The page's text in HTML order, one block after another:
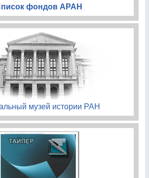
фондов АРАН
музей истории РАН